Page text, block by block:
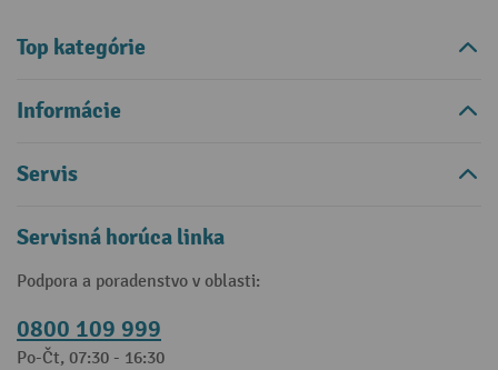
Top kategórie
Informácie
Servis
Servisná horúca linka
Podpora a poradenstvo v oblasti:
0800 109 999
Po-Čt, 07:30 - 16:30